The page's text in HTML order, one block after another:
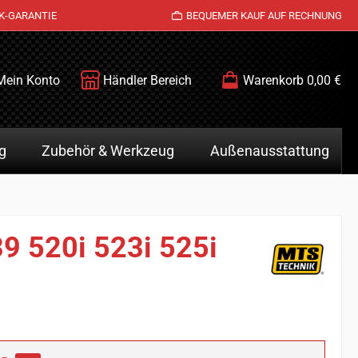
GARANTIE BEQUEMER KAUF AUF RECHNUNG
Konto Händler Bereich Warenkorb 0,00 €
Zubehör & Werkzeug Außenausstattung
520i 523i 525i